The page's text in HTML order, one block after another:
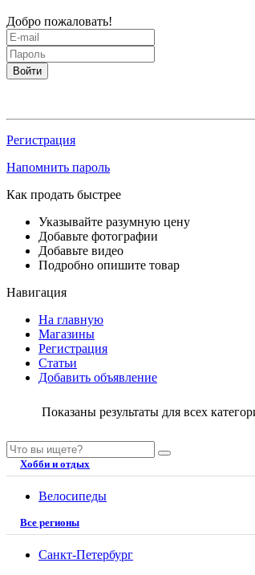
Добро пожаловать!
Войти
Регистрация
Напомнить пароль
Как продать быстрее
Указывайте разумную цену
Добавьте фотографии
Добавьте видео
Подробно опишите товар
Навигация
На главную
Магазины
Регистрация
Статьи
Добавить объявление
Показаны результаты для всех
Хобби и отдых
Велосипеды
Все регионы
Санкт-Петербург